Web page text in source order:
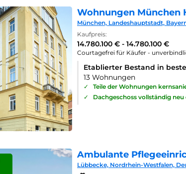
Wohnungen München
München, Landeshauptstadt,
Kaufpreis:
14.780.100 € - 14.780.100 €
Courtagefrei für Käufer -
Etablierter Bestand in
13 Wohnungen
✓
Teile der Wohnungen
✓
Dachgeschoss vollständig
Ambulante
Lübbecke, Nordrhein-Westfalen,